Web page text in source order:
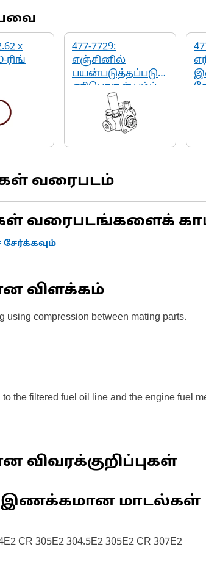
x
ரிங்
477-7729:
எஞ்சினில்
பயன்படுத்தப்படும்
எரிபொருள் பம்ப்
வரைபடம்
வரைபடங்களைக்
விளக்கம்
using compression between mating parts.
the filtered fuel oil line and the engine fuel
விவரக்குறிப்புகள்
இணக்கமான மாடல்கள்
CR 305E2 304.5E2 305E2 CR 307E2